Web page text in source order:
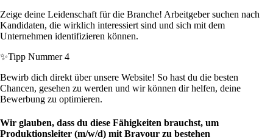
Zeige deine Leidenschaft für die Branche! Arbeitgeber suchen nach
Kandidaten, die wirklich interessiert sind und sich mit dem
Unternehmen identifizieren können.
✨Tipp Nummer 4
Bewirb dich direkt über unsere Website! So hast du die besten
Chancen, gesehen zu werden und wir können dir helfen, deine
Bewerbung zu optimieren.
Wir glauben, dass du diese Fähigkeiten brauchst, um
Produktionsleiter (m/w/d) mit Bravour zu bestehen